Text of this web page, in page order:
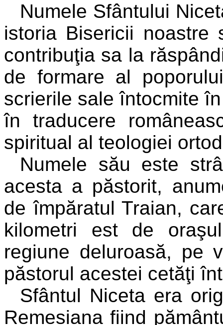
Numele Sfântului
istoria Bisericii noastre
contribuţia sa la
de formare al
scrierile sale întocmite
în traducere
spiritual al teologiei
Numele său este
acesta a păstorit,
de împăratul Traian,
kilometri est de
regiune deluroasă, pe
păstorul acestei cetăţi
Sfântul Niceta era
Remesiana fiind